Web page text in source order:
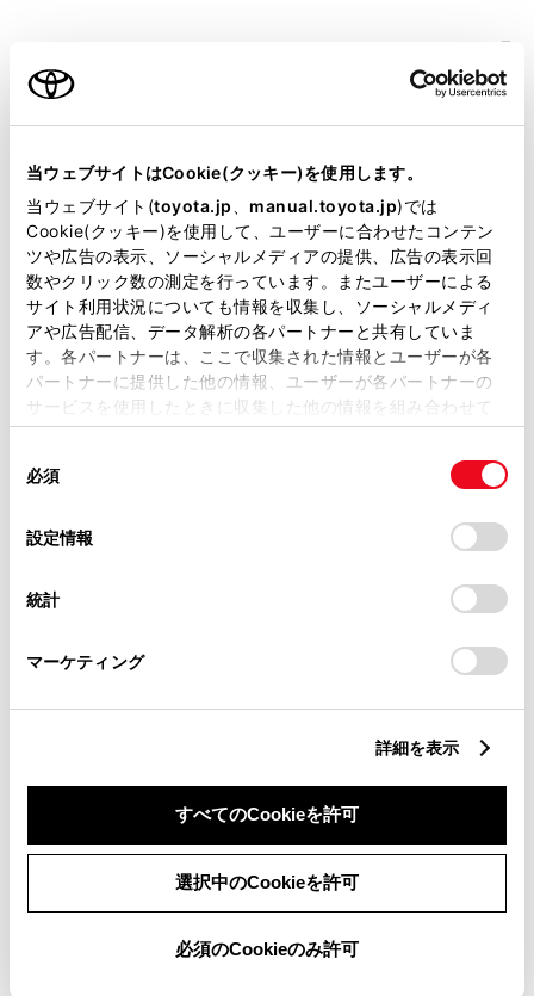
当ウェブサイトはCookie(クッキー)を使用します。
当ウェブサイト(toyota.jp manual.toyota.jp)では
Cookie(クッキー)を使用して、ユーザーに合わせたコンテン
ツや広告の表示、ソーシャルメディアの提供、広告の表示回
数やクリック数の測定を行っています。またユーザーによる
サイト利用状況についても情報を収集し、ソーシャルメディ
アや広告配信、データ解析の各パートナーと共有していま
す。各パートナーは、ここで収集された情報とユーザーが各
パートナーに提供した他の情報、ユーザーが各パートナーの
サービスを使用したときに収集した他の情報を組み合わせて
使用することがあります。当ウェブサイトの使用を続行する
デバイスにすべてのCookie(クッキー)が保存されることに同
意したことになります。Cookie(クッキー)のオプトアウト、
設定の変更、同意を撤回したりするにあたっては、当社の
「Cookie（クッキー）情報の取り扱いについて
」をご覧くだ
必須
設定情報
統計
マーケティング
詳細を表示
すべてのCookieを許可
選択中のCookieを許可
必須のCookieのみ許可
ETC
※ セットアップ費用は別途申し受けます
安全装置・運転サポート
サポカー
衝突被害軽減ブレーキ
（対車両・歩行者）
車線逸脱警報
先進ライト